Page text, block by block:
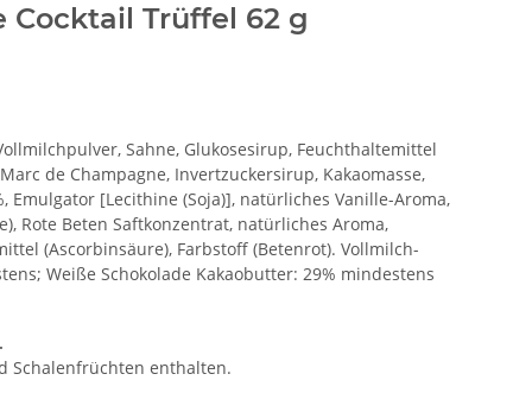
Cocktail Trüffel 62 g
Sahne, Glukosesirup, Feuchthaltemittel
de Champagne, Invertzuckersirup, Kakaomasse,
Emulgator [Lecithine (Soja)], natürliches Vanille-Aroma,
Rote Beten Saftkonzentrat, natürliches Aroma,
(Ascorbinsäure), Farbstoff (Betenrot). Vollmilch-
Weiße Schokolade Kakaobutter: 29% mindestens
Schalenfrüchten enthalten.